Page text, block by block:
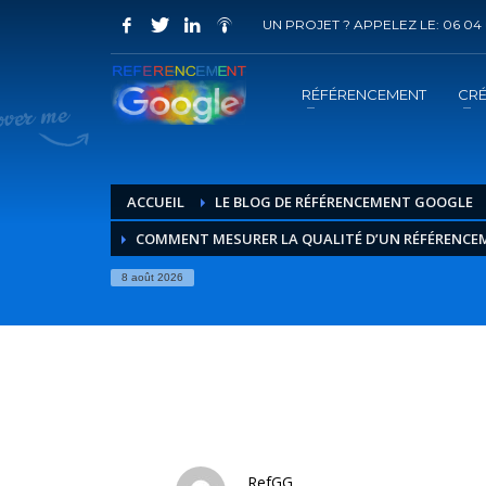
COMMENT ACHETER UN PRESTATION
1 Choisir la prestation
Vous recevrez sous 5 jours ouvrés un mail de
UN PROJET ? APPELEZ LE: 06 04
RÉFÉRENCEMENT
ACCUEIL LE BLOG DE RÉFÉRENCEMENT GOOGLE
COMMENT MESURER LA QUALITÉ D’UN
8 août 2026